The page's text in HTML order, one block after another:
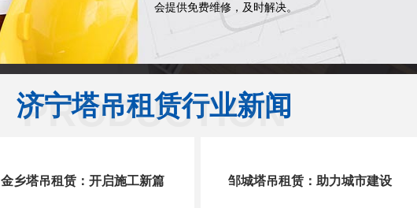
会提供免费维修，及时解决。
PRODUCTION
济宁塔吊租赁行业新闻
金乡塔吊租赁：开启施工新篇 邹城塔吊租赁：助力城市建设